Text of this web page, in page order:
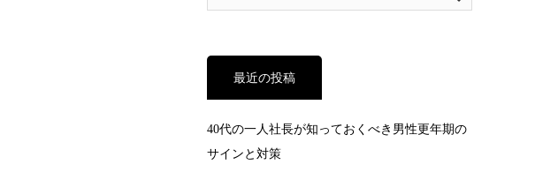
最近の投稿
40代の一人社長が知っておくべき男性更年期の
サインと対策